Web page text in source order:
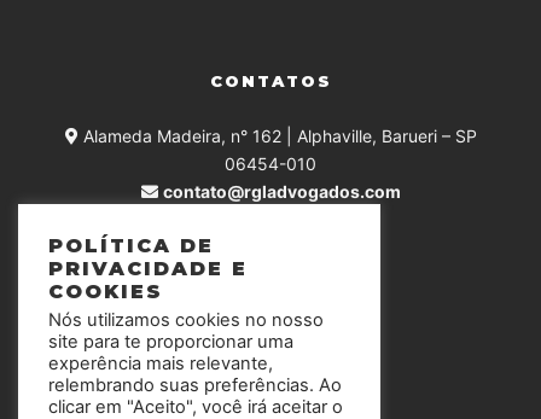
CONTATOS
Alameda Madeira, n° 162 | Alphaville, Barueri – SP
06454-010
contato@rgladvogados.com
SIGA-NOS
POLÍTICA DE
PRIVACIDADE E
COOKIES
Nós utilizamos cookies no nosso
site para te proporcionar uma
experência mais relevante,
relembrando suas preferências. Ao
clicar em "Aceito", você irá aceitar o